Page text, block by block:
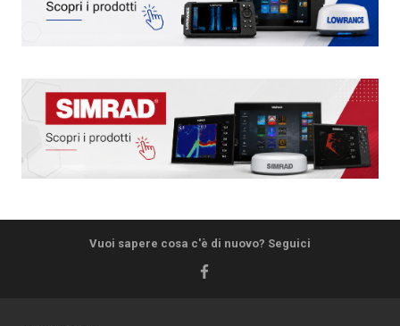
Vuoi sapere cosa c'è di nuovo? Seguici